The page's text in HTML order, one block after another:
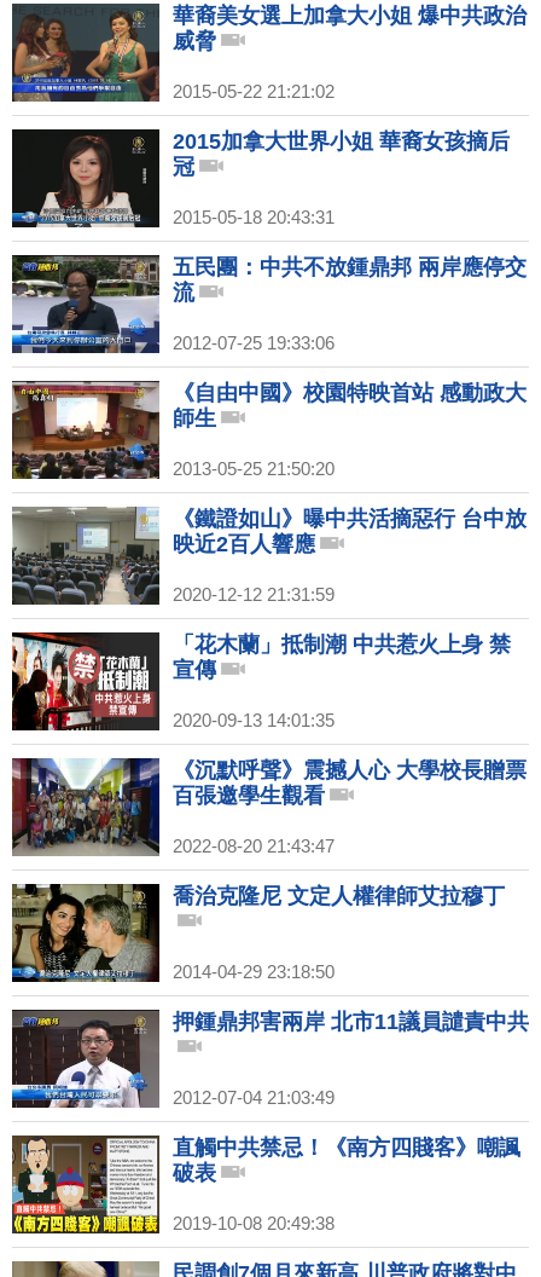
華裔美女選上加拿大小姐 爆中共政治
威脅
2015-05-22 21:21:02
2015加拿大世界小姐 華裔女孩摘后
冠
2015-05-18 20:43:31
五民團：中共不放鍾鼎邦 兩岸應停交
流
2012-07-25 19:33:06
《自由中國》校園特映首站 感動政大
師生
2013-05-25 21:50:20
《鐵證如山》曝中共活摘惡行 台中放
映近2百人響應
2020-12-12 21:31:59
「花木蘭」抵制潮 中共惹火上身 禁
宣傳
2020-09-13 14:01:35
《沉默呼聲》震撼人心 大學校長贈票
百張邀學生觀看
2022-08-20 21:43:47
喬治克隆尼 文定人權律師艾拉穆丁
2014-04-29 23:18:50
押鍾鼎邦害兩岸 北市11議員譴責中共
2012-07-04 21:03:49
直觸中共禁忌！《南方四賤客》嘲諷
破表
2019-10-08 20:49:38